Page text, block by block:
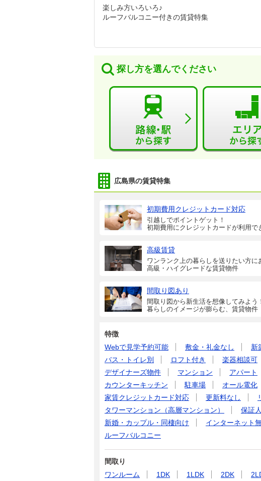
楽しみ方いろいろ♪
ルーフバルコニー付きの賃貸特集
探し方を選んでください
広島県の賃貸特集
初期費用クレジットカード対応
引越しでポイントゲット！
初期費用にクレジットカードが利用で
高級賃貸
ワンランク上の暮らしを送りたい方に
高級・ハイグレードな賃貸物件
間取り図あり
間取り図から新生活を想像してみよう
暮らしのイメージが膨らむ、賃貸物件
特徴
Webで見学予約可能
敷金・礼金なし 新
バス・トイレ別
ロフト付き 楽器相談可
デザイナーズ物件
マンション アパート
カウンターキッチン
駐車場 オール電化
家賃クレジットカード対応
更新料なし
タワーマンション（高層マンション）
保証
新婚・カップル・同棲向け
インターネット
ルーフバルコニー
間取り
ワンルーム
1DK 1LDK 2DK